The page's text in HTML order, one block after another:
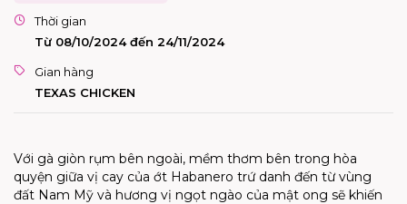
Thời gian
Từ 08/10/2024 đến 24/11/2024
Gian hàng
TEXAS CHICKEN
Với gà giòn rụm bên ngoài, mềm thơm bên trong hòa
quyện giữa vị cay của ớt Habanero trứ danh đến từ vùng
đất Nam Mỹ và hương vị ngọt ngào của mật ong sẽ khiến